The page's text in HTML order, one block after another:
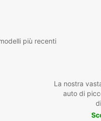
più recenti
La nostra
auto di